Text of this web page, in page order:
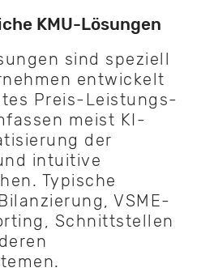
KMU-Lösungen
sind speziell
entwickelt
Preis-Leistungs-
meist KI-
der
intuitive
Typische
VSME-
Schnittstellen